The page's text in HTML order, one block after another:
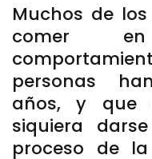
Muchos de
comer
personas
años, y que
siquiera
proceso de